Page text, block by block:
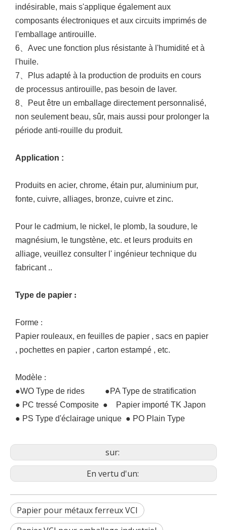
indésirable, mais s'applique également aux
composants électroniques et aux circuits imprimés de
l'emballage antirouille.
6
Avec une fonction plus résistante à l'humidité et à
l'huile.
7
Plus adapté à la production de produits en cours
de processus antirouille, pas besoin de laver.
8
Peut être un emballage directement personnalisé,
non seulement beau, sûr, mais aussi pour prolonger la
période anti-rouille du produit.
Application :
Produits en acier, chrome, étain pur, aluminium pur,
fonte, cuivre, alliages, bronze, cuivre et zinc.
Pour le cadmium, le nickel, le plomb, la soudure, le
magnésium, le tungstène, etc. et leurs produits en
alliage, veuillez consulter l' ingénieur technique du
fabricant ..
Type de papier :
Forme :
Papier rouleaux, en feuilles de papier , sacs en papier
, pochettes en papier , carton estampé , etc.
Modèle :
●WO Type de rides ●PA Type de stratification
● PC tressé Composite ●
Papier importé TK Japon
● PS Type d'éclairage unique ● PO Plain Type
sur:
En vertu d'un:
Papier pour métaux ferreux VCI